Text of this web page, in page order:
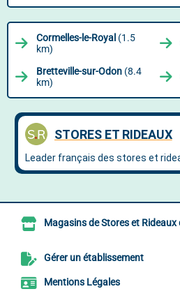
Cormelles-le-Royal (1.5
km)
Bretteville-sur-Odon (8.4
km)
Magasins de Stores et Rideaux
Gérer un établissement
Mentions Légales